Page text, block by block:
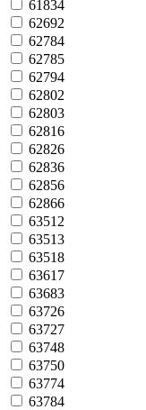
61834
62692
62784
62785
62794
62802
62803
62816
62826
62836
62856
62866
63512
63513
63518
63617
63683
63726
63727
63748
63750
63774
63784